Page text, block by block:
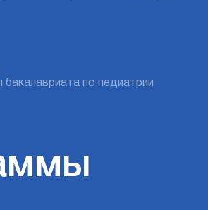
по педиатрии